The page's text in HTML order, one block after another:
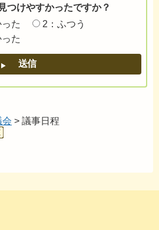
つけやすかったですか？
た
2：ふつう
た
会 > 議事日程